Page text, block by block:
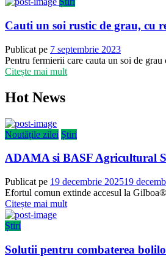
Cauti un soi rustic de grau, cu
Publicat pe 7 septembrie 2023
Pentru fermierii care cauta un soi de
Citește mai mult
Hot News
Noutățile zilei Știri
ADAMA si BASF Agricultural
Publicat pe 19 decembrie 202519
Efortul comun extinde accesul la
Citește mai mult
Știri
Solutii pentru combaterea